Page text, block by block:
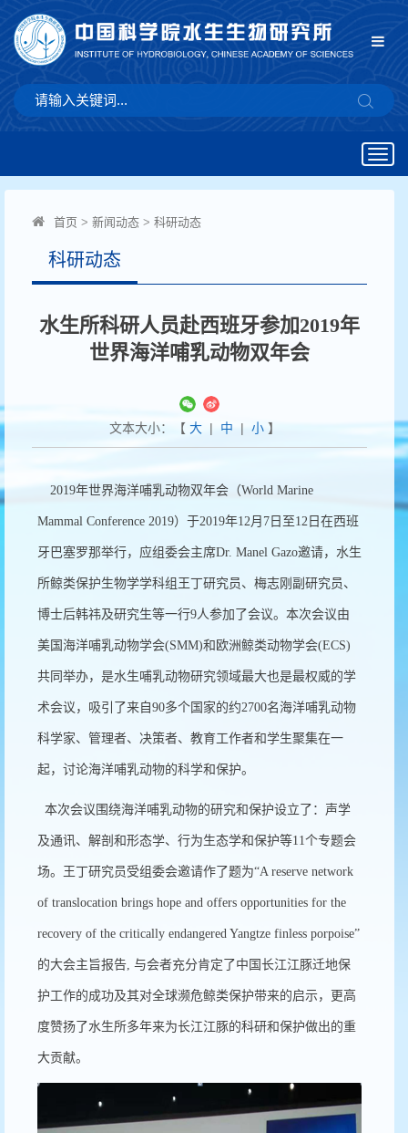
首页 > 新闻动态 > 科研动态
科研动态
水生所科研人员赴西班牙参加2019年
世界海洋哺乳动物双年会
文本大小：【 大| 中 | 小】
2019年世界海洋哺乳动物双年会（World Marine
Mammal Conference 2019）于2019年12月 7 日至12 日在西班
牙巴塞罗那举行，应组委会主席Dr. Manel Gazo邀请， 水生
所鲸类保护生物学学科组王丁研究员、梅志刚副研究员、
博士后韩祎及研究生等一行9人参加了会议。本次会议由
美国海洋哺乳动物学会(SMM)和欧洲鲸类动物学会(ECS)
共同举办，是水生哺乳动物研究领域最大也是最权威的学
术会议，吸引了来自 90多个国家的约2700名海洋哺乳动物
科学家、管理者、决策者、教育工作者和学生聚集在一
起，讨论海洋哺乳动物的科学和保护。
本次会议围绕海洋哺乳动物的研究和保护设立了：声学
及通讯、解剖和形态学、行为生态学和保护等11个专题会
场。王丁研究员受组委会邀请作了题为“A reserve network
of translocation brings hope and offers opportunities for the
recovery of the critically endangered Yangtze finless porpoise”
的大会主旨报告, 与会者充分肯定了中国长江江豚迁地保
护工作的成功及其对全球濒危鲸类保护带来的启示，更高
度赞扬了水生所多年来为长江江豚的科研和保护做出的重
大贡献。